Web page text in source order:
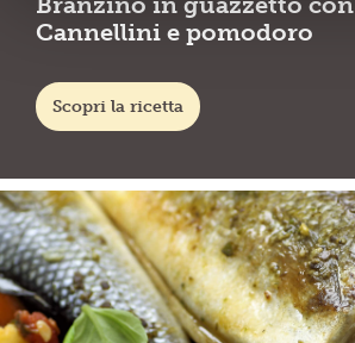
Cannellini e pomodoro
Scopri la ricetta